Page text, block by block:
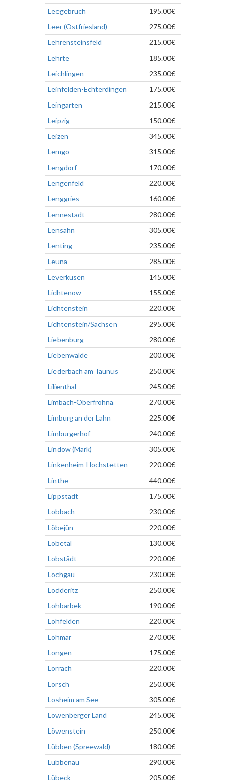
Leegebruch
195.00€
Leer (Ostfriesland)
275.00€
Lehrensteinsfeld
215.00€
Lehrte
185.00€
Leichlingen
235.00€
Leinfelden-Echterdingen
175.00€
Leingarten
215.00€
Leipzig
150.00€
Leizen
345.00€
Lemgo
315.00€
Lengdorf
170.00€
Lengenfeld
220.00€
Lenggries
160.00€
Lennestadt
280.00€
Lensahn
305.00€
Lenting
235.00€
Leuna
285.00€
Leverkusen
145.00€
Lichtenow
155.00€
Lichtenstein
220.00€
Lichtenstein/Sachsen
295.00€
Liebenburg
280.00€
Liebenwalde
200.00€
Liederbach am Taunus
250.00€
Lilienthal
245.00€
Limbach-Oberfrohna
270.00€
Limburg an der Lahn
225.00€
Limburgerhof
240.00€
Lindow (Mark)
305.00€
Linkenheim-Hochstetten
220.00€
Linthe
440.00€
Lippstadt
175.00€
Lobbach
230.00€
Löbejün
220.00€
Lobetal
130.00€
Lobstädt
220.00€
Löchgau
230.00€
Lödderitz
250.00€
Lohbarbek
190.00€
Lohfelden
220.00€
Lohmar
270.00€
Longen
175.00€
Lörrach
220.00€
Lorsch
250.00€
Losheim am See
305.00€
Löwenberger Land
245.00€
Löwenstein
250.00€
Lübben (Spreewald)
180.00€
Lübbenau
290.00€
Lübeck
205.00€